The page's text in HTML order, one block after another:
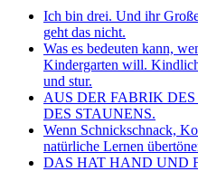
Ich bin drei. Und ihr
geht das nicht.
Was es bedeuten kann,
Kindergarten will.
und stur.
AUS DER FABRIK
DES STAUNENS.
Wenn Schnickschnack,
natürliche Lernen
DAS HAT HAND UND